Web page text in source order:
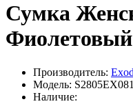
Сумка
Фиолетовый
Производитель:
Модель: S2805EX081
Наличие: